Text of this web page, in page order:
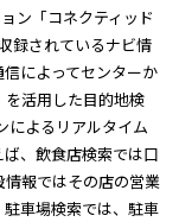
ン「コネクティッド
録されているナビ情
によってセンターか
活用した目的地検
によるリアルタイム
、飲食店検索では口
報ではその店の営業
車場検索では、駐車